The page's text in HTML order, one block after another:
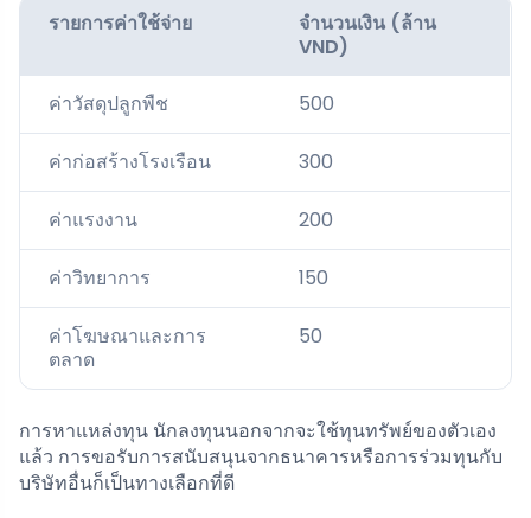
รายการค่าใช้จ่าย
จำนวนเงิน (ล้าน
VND)
ค่าวัสดุปลูกพืช 500
ค่าก่อสร้างโรงเรือน 300
ค่าแรงงาน 200
ค่าวิทยาการ 150
ค่าโฆษณาและการ
ตลาด
50
การหาแหล่งทุน นักลงทุนนอกจากจะใช้ทุนทรัพย์ของตัวเอง
แล้ว การขอรับการสนับสนุนจากธนาคารหรือการร่วมทุนกับ
บริษัทอื่นก็เป็นทางเลือกที่ดี